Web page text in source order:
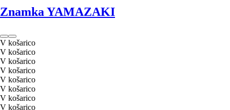
Znamka YAMAZAKI
V košarico
V košarico
V košarico
V košarico
V košarico
V košarico
V košarico
V košarico